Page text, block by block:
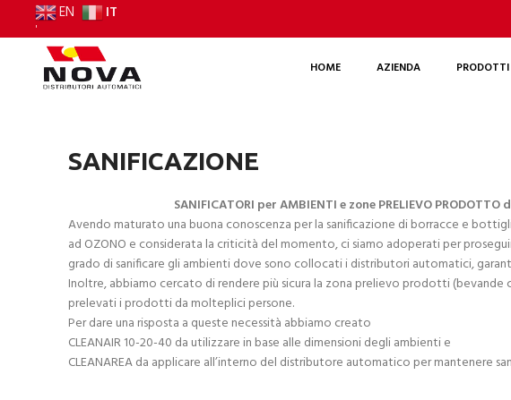
EN IT
'
HOME AZIENDA PRODOTTI
SANIFICAZIONE
SANIFICATORI per AMBIENTI e zone PRELIEVO
Avendo maturato una buona conoscenza per la sanificazione di borracce e
ad OZONO e considerata la criticità del momento, ci siamo adoperati per
grado di sanificare gli ambienti dove sono collocati i distributori automatici,
Inoltre, abbiamo cercato di rendere più sicura la zona prelievo prodotti
prelevati i prodotti da molteplici persone.
Per dare una risposta a queste necessità abbiamo creato
CLEANAIR 10-20-40 da utilizzare in base alle dimensioni degli ambienti e
CLEANAREA da applicare all’interno del distributore automatico per mantenere